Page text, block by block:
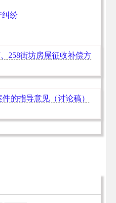
纠纷
258街坊房屋征收补偿方
的指导意见（讨论稿）